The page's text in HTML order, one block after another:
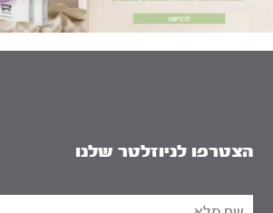
הצטרפו לניוזלטר שלנו